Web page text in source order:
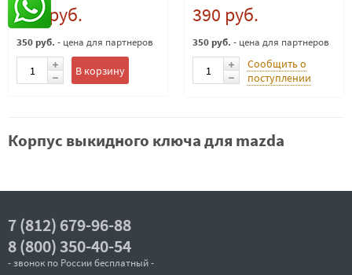
390 руб.
350 руб. - цена для партнеров
В корзину
390 руб.
350 руб. - цена для партнеров
Сообщить о
поступлении
Корпус выкидного ключа для mazda
7 (812) 679-96-88
8 (800) 350-40-54
- звонок по России бесплатный -